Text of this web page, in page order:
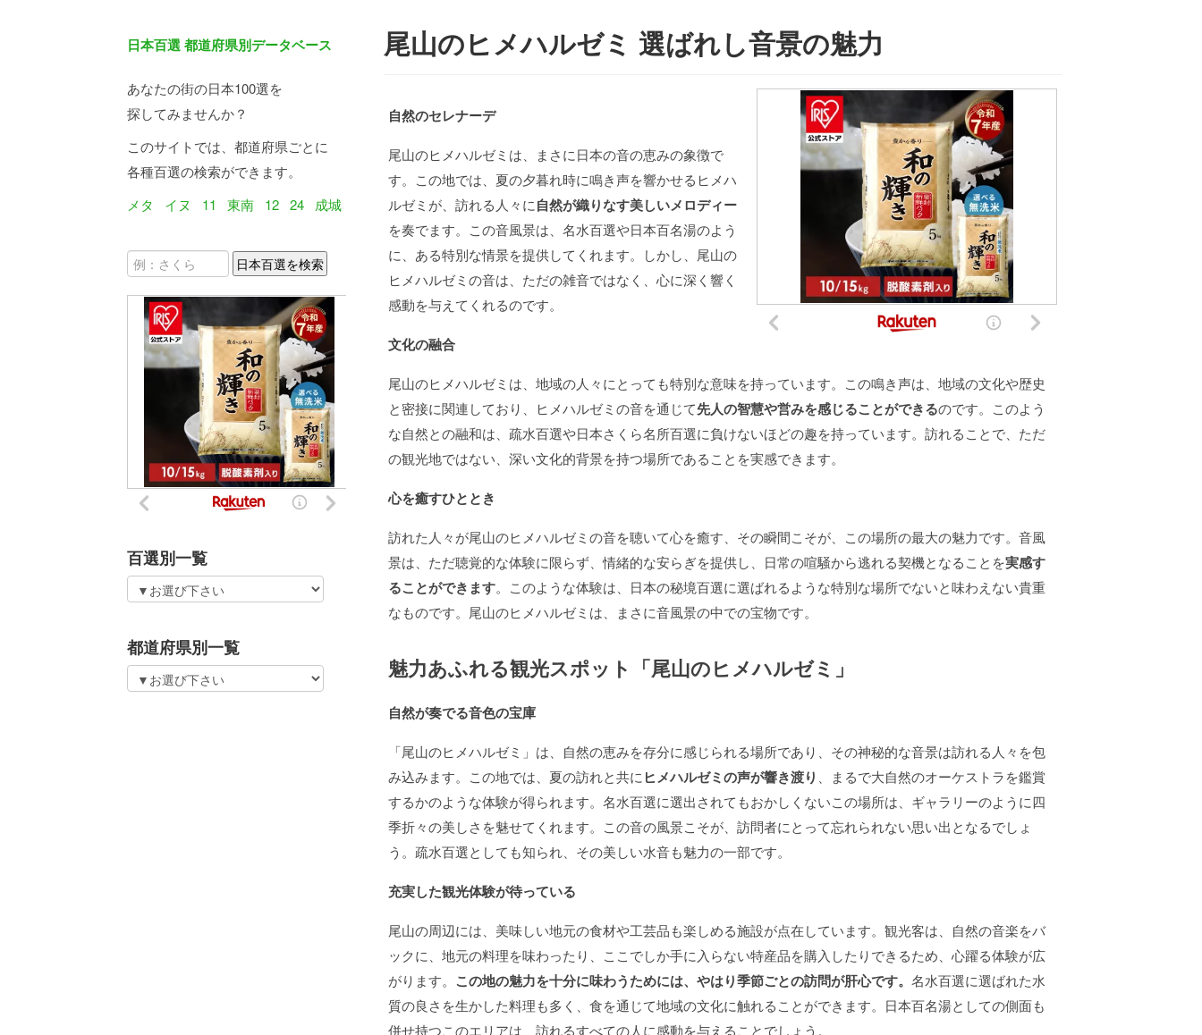
日本百選 都道府県別データベース
あなたの街の日本100選を
探してみませんか？
このサイトでは、都道府県ごとに
各種百選の検索ができます。
メタ
イヌ 11 東南 12 24 成城
百選別一覧
都道府県別一覧
尾山のヒメハルゼミ 選ばれし音景の魅力
自然のセレナーデ
尾山のヒメハルゼミは、まさに日本の音の恵みの象徴で
す。この地では、夏の夕暮れ時に鳴き声を響かせるヒメハ
ルゼミが、訪れる人々に自然が織りなす美しいメロディー
を奏でます。この音風景は、名水百選や日本百名湯のよう
に、ある特別な情景を提供してくれます。しかし、尾山の
ヒメハルゼミの音は、ただの雑音ではなく、心に深く響く
感動を与えてくれるのです。
文化の融合
尾山のヒメハルゼミは、地域の人々にとっても特別な意味を持っています。この鳴き声は、地域の文化や歴史
と密接に関連しており、ヒメハルゼミの音を通じて先人の智慧や営みを感じることができるのです。このよう
な自然との融和は、疏水百選や日本さくら名所百選に負けないほどの趣を持っています。訪れることで、ただ
の観光地ではない、深い文化的背景を持つ場所であることを実感できます。
心を癒すひととき
訪れた人々が尾山のヒメハルゼミの音を聴いて心を癒す、その瞬間こそが、この場所の最大の魅力です。音風
景は、ただ聴覚的な体験に限らず、情緒的な安らぎを提供し、日常の喧騒から逃れる契機となることを実感す
ることができます。このような体験は、日本の秘境百選に選ばれるような特別な場所でないと味わえない貴重
なものです。尾山のヒメハルゼミは、まさに音風景の中での宝物です。
魅力あふれる観光スポット「尾山のヒメハルゼミ」
自然が奏でる音色の宝庫
「尾山のヒメハルゼミ」は、自然の恵みを存分に感じられる場所であり、その神秘的な音景は訪れる人々を包
み込みます。この地では、夏の訪れと共に ヒメハルゼミの声が響き渡り
、まるで大自然のオーケストラを鑑賞
するかのような体験が得られます。名水百選に選出されてもおかしくないこの場所は、ギャラリーのように四
季折々の美しさを魅せてくれます。この音の風景こそが、訪問者にとって忘れられない思い出となるでしょ
う。疏水百選としても知られ、その美しい水音も魅力の一部です。
充実した観光体験が待っている
尾山の周辺には、美味しい地元の食材や工芸品も楽しめる施設が点在しています。観光客は、自然の音楽をバ
ックに、地元の料理を味わったり、ここでしか手に入らない特産品を購入したりできるため、心躍る体験が広
がります。 この地の魅力を十分に味わうためには、やはり季節ごとの訪問が肝心です。 名水百選に選ばれた水
質の良さを生かした料理も多く、食を通じて地域の文化に触れることができます。日本百名湯としての側面も
併せ持つこのエリアは、訪れるすべての人に感動を与えることでしょう。